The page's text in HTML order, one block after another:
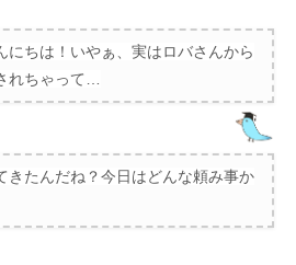
ちは！いやぁ、実はロバさんから
れちゃって…
きたんだね？今日はどんな頼み事か